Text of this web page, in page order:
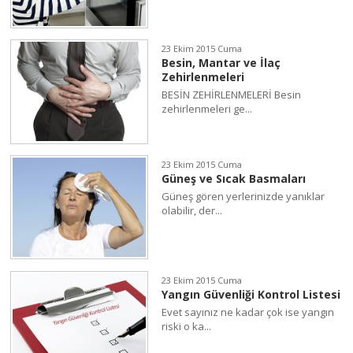
23 Ekim 2015 Cuma
Besin, Mantar ve İlaç
Zehirlenmeleri
BESİN ZEHİRLENMELERİ Besin
zehirlenmeleri ge...
23 Ekim 2015 Cuma
Güneş ve Sıcak Basmaları
Güneş gören yerlerinizde yanıklar
olabilir, der...
23 Ekim 2015 Cuma
Yangın Güvenliği Kontrol Listesi
Evet sayınız ne kadar çok ise yangın
riski o ka...